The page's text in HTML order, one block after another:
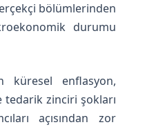
bölümlerinden
durumu
küresel enflasyon,
zinciri şokları
açısından zor